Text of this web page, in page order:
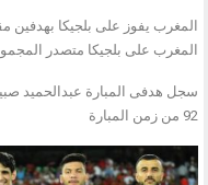
المغرب على بلجيكا متصدر
92 من زمن المبارة